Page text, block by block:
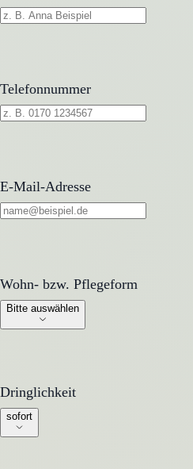
Telefonnummer
E-Mail-Adresse
Wohn- bzw. Pflegeform
Wohn- bzw. Pflegeform
Bitte auswählen
Dringlichkeit
Dringlichkeit
sofort